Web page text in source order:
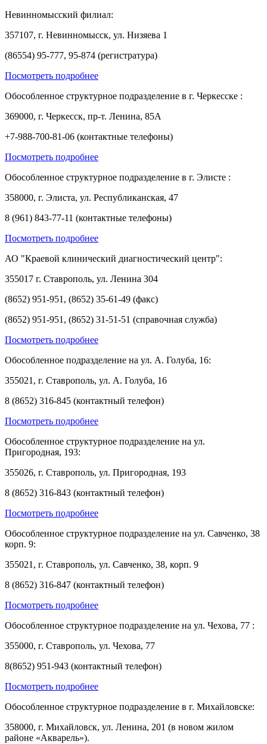
Невинномысский филиал:
357107, г. Невинномысск, ул. Низяева 1
(86554) 95-777, 95-874 (регистратура)
Посмотреть подробнее
Обособленное структурное подразделение в г. Черкесске :
369000, г. Черкесск, пр-т. Ленина, 85А
+7-988-700-81-06 (контактные телефоны)
Посмотреть подробнее
Обособленное структурное подразделение в г. Элисте :
358000, г. Элиста, ул. Республиканская, 47
8 (961) 843-77-11 (контактные телефоны)
Посмотреть подробнее
АО "Краевой клинический диагностический центр":
355017 г. Ставрополь, ул. Ленина 304
(8652) 951-951, (8652) 35-61-49 (факс)
(8652) 951-951, (8652) 31-51-51 (справочная служба)
Посмотреть подробнее
Обособленное подразделение на ул. А. Голуба, 16:
355021, г. Ставрополь, ул. А. Голуба, 16
8 (8652) 316-845 (контактный телефон)
Посмотреть подробнее
Обособленное структурное подразделение на ул.
Пригородная, 193:
355026, г. Ставрополь, ул. Пригородная, 193
8 (8652) 316-843 (контактный телефон)
Посмотреть подробнее
Обособленное структурное подразделение на ул. Савченко, 38
корп. 9:
355021, г. Ставрополь, ул. Савченко, 38, корп. 9
8 (8652) 316-847 (контактный телефон)
Посмотреть подробнее
Обособленное структурное подразделение на ул. Чехова, 77 :
355000, г. Ставрополь, ул. Чехова, 77
8(8652) 951-943 (контактный телефон)
Посмотреть подробнее
Обособленное структурное подразделение в г. Михайловске:
358000, г. Михайловск, ул. Ленина, 201 (в новом жилом
районе «Акварель»).